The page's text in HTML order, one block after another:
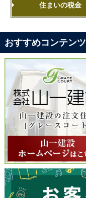
住まいの税金
おすすめコンテンツ